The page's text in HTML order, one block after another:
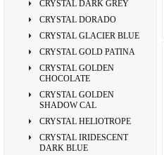
CRYSTAL DARK GREY
CRYSTAL DORADO
CRYSTAL GLACIER BLUE
CRYSTAL GOLD PATINA
CRYSTAL GOLDEN
CHOCOLATE
CRYSTAL GOLDEN
SHADOW CAL
CRYSTAL HELIOTROPE
CRYSTAL IRIDESCENT
DARK BLUE